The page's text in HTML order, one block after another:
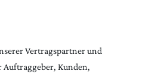
Vertragspartner und
Auftraggeber, Kunden,